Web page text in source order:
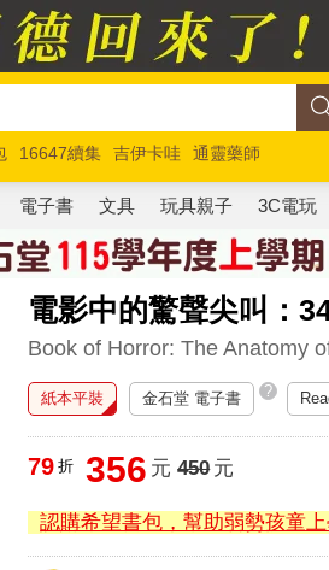
16647續集 吉伊卡哇
通靈藥師
玩具總動員5 超慢跑
電子書 文具 玩具親子 3C電玩
電影中的驚聲尖叫：
Book of Horror: The Anatomy
紙本平裝 金石堂 電子書 ?
79 折 356 元 450元
認購希望書包，幫助弱勢孩童上